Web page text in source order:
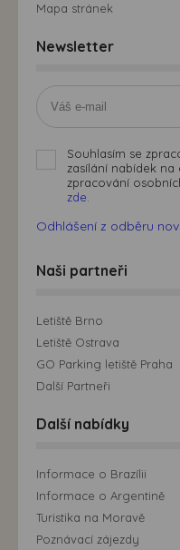
Mapa stránek
Newsletter
Souhlasím se
zasílání nabídek
zpracování
zde.
Odhlášení z odběru
Naši partneři
Letiště Brno
Letiště Ostrava
GO Parking letiště Praha
Další Partneři
Další nabídky
Informace o Brazílii
Informace o Argentině
Turistika na Moravě
Poznávací zájezdy